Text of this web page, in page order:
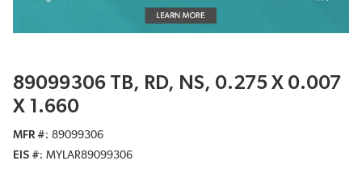
89099306 TB, RD, NS, 0.275 X 0.007
X 1.660
MFR #
89099306
EIS #
MYLAR89099306